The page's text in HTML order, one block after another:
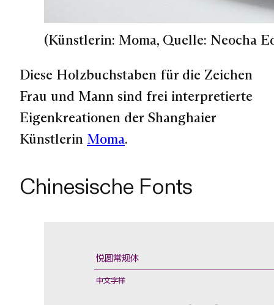
(Künstlerin: Moma, Quelle: Neocha
Diese Holzbuchstaben für die Zeichen
Frau und Mann sind frei interpretierte
Eigenkreationen der Shanghaier
Künstlerin Moma.
Chinesische Fonts